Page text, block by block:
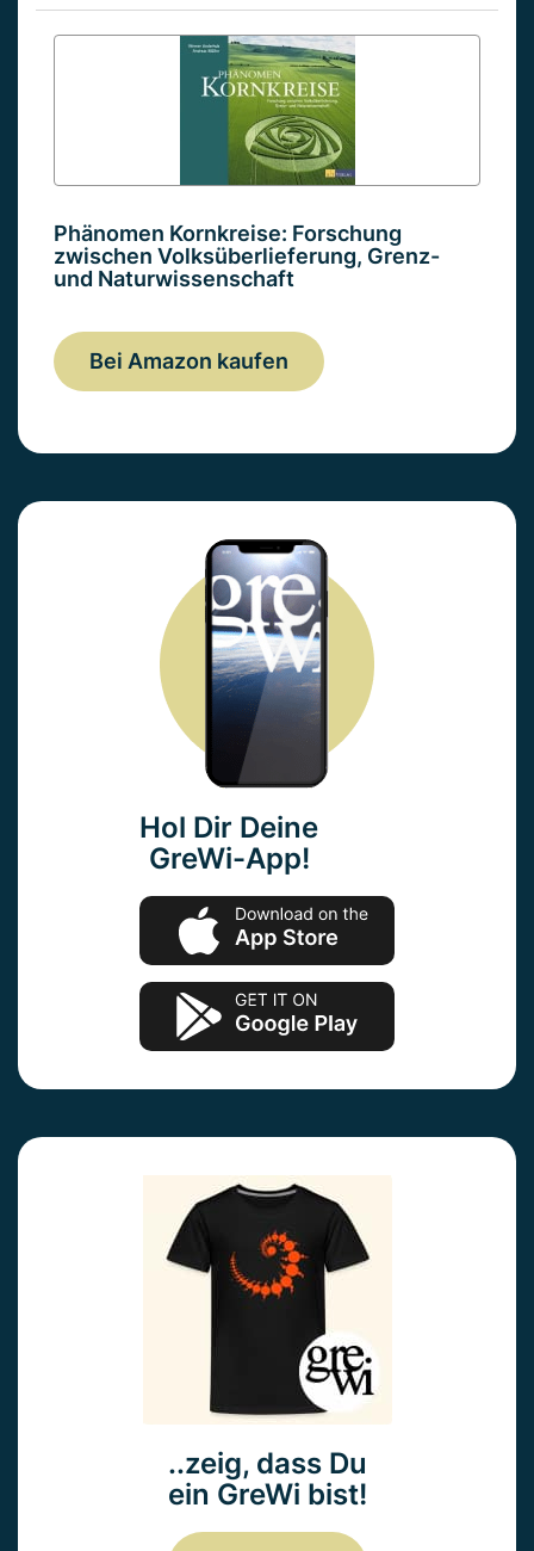
Phänomen Kornkreise: Forschung
zwischen Volksüberlieferung, Grenz-
und Naturwissenschaft
Bei Amazon kaufen
Hol Dir Deine
GreWi-App!
..zeig, dass Du
ein GreWi bist!